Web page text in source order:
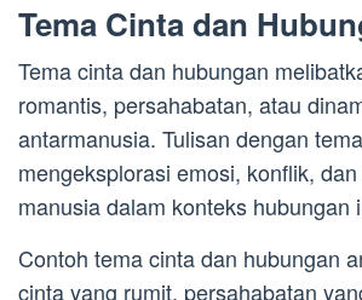
Tema Cinta dan
Tema cinta dan hubungan
romantis, persahabatan, atau
antarmanusia. Tulisan dengan
mengeksplorasi emosi, konflik,
manusia dalam konteks hubungan
Contoh tema cinta dan hubungan
cinta yang rumit, persahabatan